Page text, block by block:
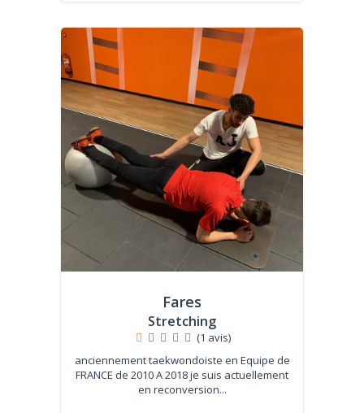
Fares
Stretching
(1 avis)
anciennement taekwondoiste en Equipe de
FRANCE de 2010 A 2018 je suis actuellement
en reconversion...